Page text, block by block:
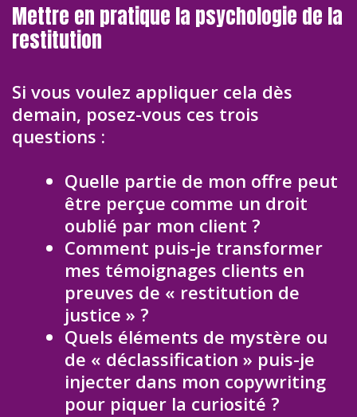
Mettre en pratique la psychologie de la
restitution
Si vous voulez appliquer cela dès
demain, posez-vous ces trois
questions :
Quelle partie de mon offre peut
être perçue comme un droit
oublié par mon client ?
Comment puis-je transformer
mes témoignages clients en
preuves de « restitution de
justice » ?
Quels éléments de mystère ou
de « déclassification » puis-je
injecter dans mon copywriting
pour piquer la curiosité ?